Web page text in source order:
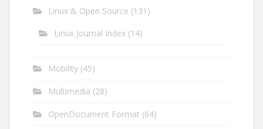
Linux & Open Source (131)
Linux Journal Index (14)
Mobility (45)
Multimedia (28)
OpenDocument Format (64)